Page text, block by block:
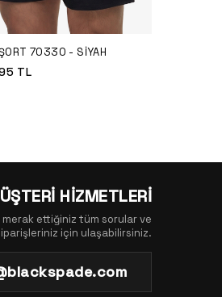
70330 - SIYAH
TL
HİZMETLERİ
ettiğiniz tüm sorular ve
için ulaşabilirsiniz.